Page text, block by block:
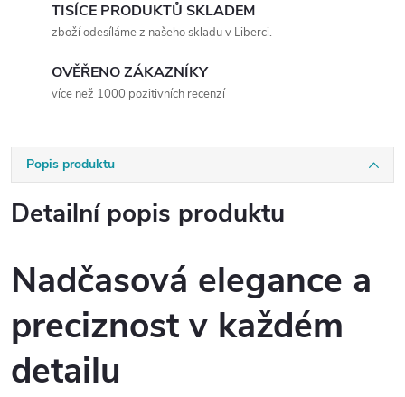
TISÍCE PRODUKTŮ SKLADEM
zboží odesíláme z našeho skladu v Liberci.
OVĚŘENO ZÁKAZNÍKY
více než 1000 pozitivních recenzí
Popis produktu
Detailní popis produktu
Nadčasová elegance a
preciznost v každém
detailu